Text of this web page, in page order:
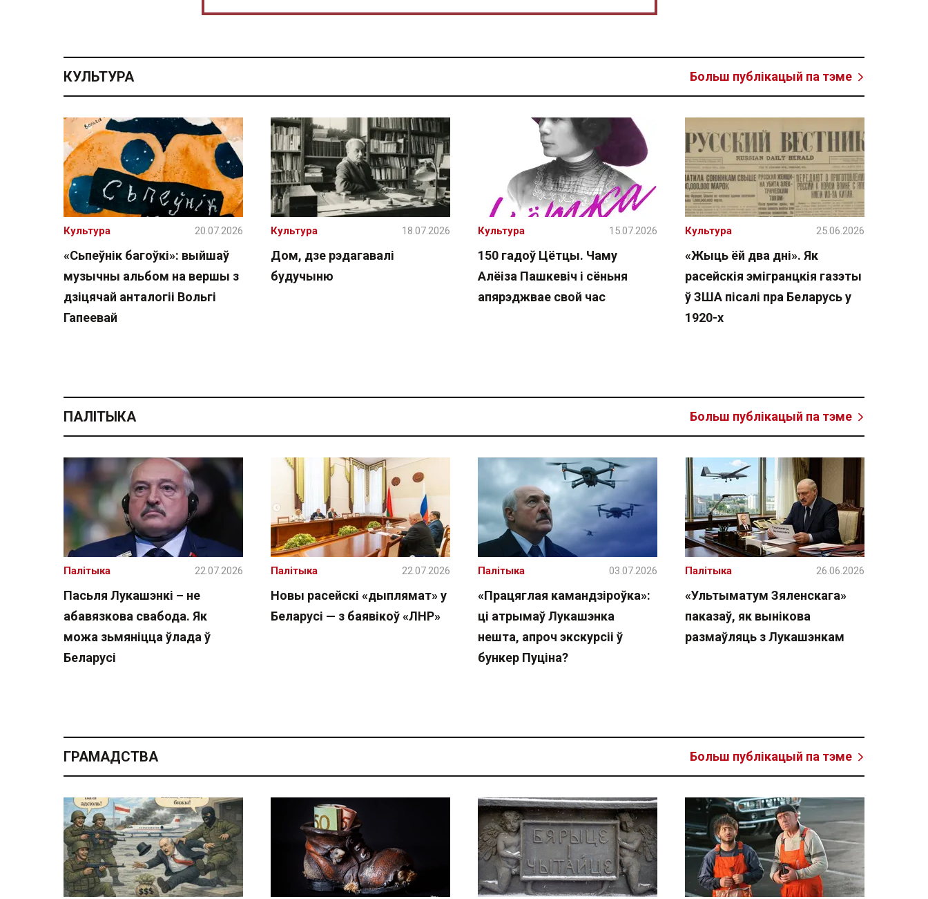
КУЛЬТУРА Больш публікацый па тэме
«Сьпеўнік багоўкі»: выйшаў
музычны альбом на вершы з
дзіцячай анталогіі Вольгі
Гапеевай
Культура 20.07.2026
Дом, дзе рэдагавалі
будучыню
Культура 18.07.2026
150 гадоў Цётцы. Чаму
Алёіза Пашкевіч і сёньня
апярэджвае свой час
Культура 15.07.2026
«Жыць ёй два дні». Як
расейскія эмігранцкія газэты
ў ЗША пісалі пра Беларусь у
1920-х
Культура 25.06.2026
ПАЛІТЫКА Больш публікацый па тэме
Пасьля Лукашэнкі – не
абавязкова свабода. Як
можа зьмяніцца ўлада ў
Беларусі
Палітыка 22.07.2026
Новы расейскі «дыплямат» у
Беларусі — з баявікоў «ЛНР»
Палітыка 22.07.2026
«Працяглая камандзіроўка»:
ці атрымаў Лукашэнка
нешта, апроч экскурсіі ў
бункер Пуціна?
Палітыка 03.07.2026
«Ультыматум Зяленскага»
паказаў, як вынікова
размаўляць з Лукашэнкам
Палітыка 26.06.2026
ГРАМАДСТВА Больш публікацый па тэме